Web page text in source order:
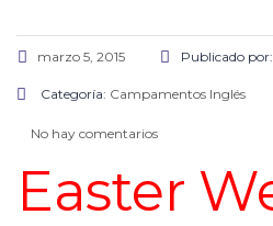
marzo 5, 2015 Publicado por:
Categoría: Campamentos Inglés
No hay comentarios
Easter